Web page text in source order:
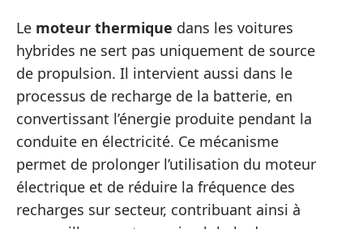
Le moteur thermique dans les voitures
hybrides ne sert pas uniquement de source
de propulsion. Il intervient aussi dans le
processus de recharge de la batterie, en
convertissant l’énergie produite pendant la
conduite en électricité. Ce mécanisme
permet de prolonger l’utilisation du moteur
électrique et de réduire la fréquence des
recharges sur secteur, contribuant ainsi à